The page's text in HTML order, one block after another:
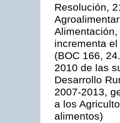
Resolución,
incrementa
(BOC 166,
2010 de las
Desarrollo
2007-2013,
a los
alimentos)